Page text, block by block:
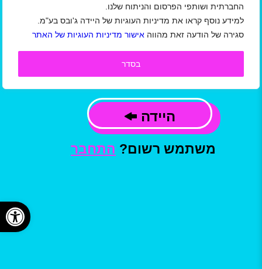
החברתית ושותפי הפרסום והניתוח שלנו.
למידע נוסף קראו את מדיניות העוגיות של היידה ג'ובס בע"מ.
סגירה של הודעה זאת מהווה אישור מדיניות העוגיות של האתר
בסדר
אני מאשר/ת כי קראתי ואני מסכים/ה
ל תקנון תנאי שימוש באתר/ מדיניות הפרטיות
ותנאי שימוש באתר למעסיקיםשל חברת היידה
ג'ובס בע"מ, וכי המידע שמסרתי ישמש ליצירת
היידה
משתמש רשום? התחבר